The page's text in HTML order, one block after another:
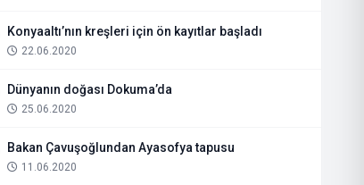
Konyaaltı’nın kreşleri için ön kayıtlar başladı
22.06.2020
Dünyanın doğası Dokuma’da
25.06.2020
Bakan Çavuşoğlundan Ayasofya tapusu
11.06.2020